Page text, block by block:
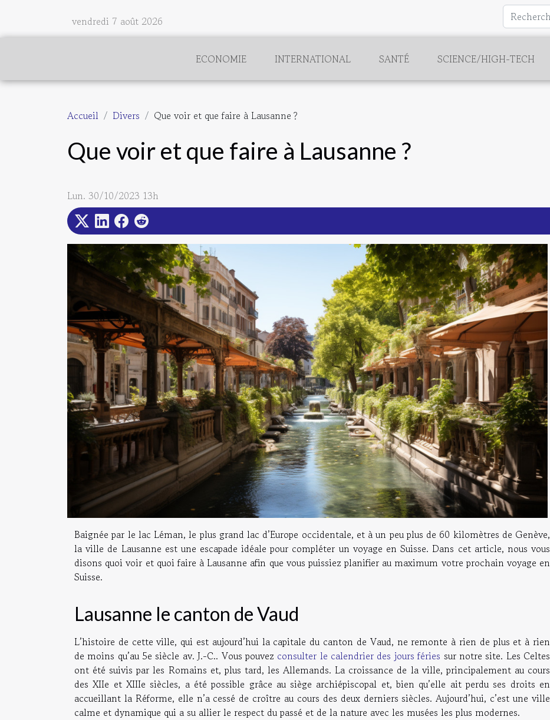
vendredi 7 août 2026
ECONOMIE INTERNATIONAL SANTÉ SCIENCE/HIGH-TECH
Accueil Divers Que voir et que faire à Lausanne ?
Que voir et que faire à Lausanne ?
Lun. 30/10/2023 13h
Baignée par le lac Léman, le plus grand lac d’Europe occidentale, et à un peu plus de 60 kilomètres de Genève,
la ville de Lausanne est une escapade idéale pour compléter un voyage en Suisse. Dans cet article, nous vous
disons quoi voir et quoi faire à Lausanne afin que vous puissiez planifier au maximum votre prochain voyage en
Suisse.
Lausanne le canton de Vaud
L’histoire de cette ville, qui est aujourd’hui la capitale du canton de Vaud, ne remonte à rien de plus et à rien
de moins qu’au 5e siècle av. J.-C.. Vous pouvez consulter le calendrier des jours féries sur notre site. Les Celtes
ont été suivis par les Romains et, plus tard, les Allemands. La croissance de la ville, principalement au cours
des XIIe et XIIIe siècles, a été possible grâce au siège archiépiscopal et, bien qu’elle ait perdu ses droits en
accueillant la Réforme, elle n’a cessé de croître au cours des deux derniers siècles. Aujourd’hui, c’est une ville
calme et dynamique qui a su allier le respect du passé et de la nature avec les musées les plus modernes.